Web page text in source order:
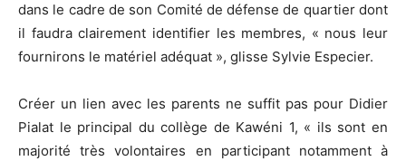
dans le cadre de son Comité de défense de quartier dont
il faudra clairement identifier les membres, « nous leur
fournirons le matériel adéquat », glisse Sylvie Especier.
Créer un lien avec les parents ne suffit pas pour Didier
Pialat le principal du collège de Kawéni 1, « ils sont en
majorité très volontaires en participant notamment à